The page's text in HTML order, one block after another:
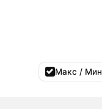
Макс / Мин